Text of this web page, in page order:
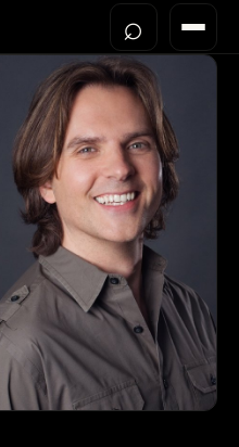
菜单
⌕打开